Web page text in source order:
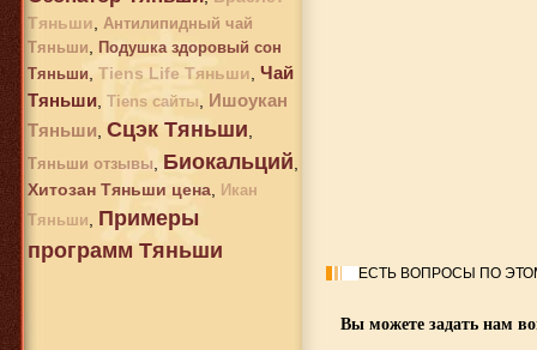
Тяньши Антилипидный чай
Тяньши
Подушка здоровый сон
Тяньши Tiens Life Тяньши Чай
Тяньши Tiens сайты
Ишоукан
Тяньши Сцэк Тяньши
Тяньши отзывы Биокальций
Хитозан Тяньши цена
Икан
Тяньши
Примеры
программ Тяньши
ЕСТЬ ВОПРОСЫ ПО
Вы можете задать нам